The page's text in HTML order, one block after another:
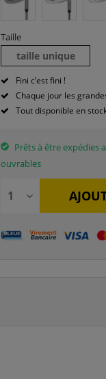
Taille
taille unique
Fini c’est fini !
Chaque jour les
Tout disponible en
Prêts à être expédies
ouvrables